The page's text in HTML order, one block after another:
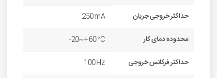
حداکثر خروجی جریان
250 mA
محدوده دمای کار
-20~+60 °C
حداکثر فرکانس خروجی
100 Hz